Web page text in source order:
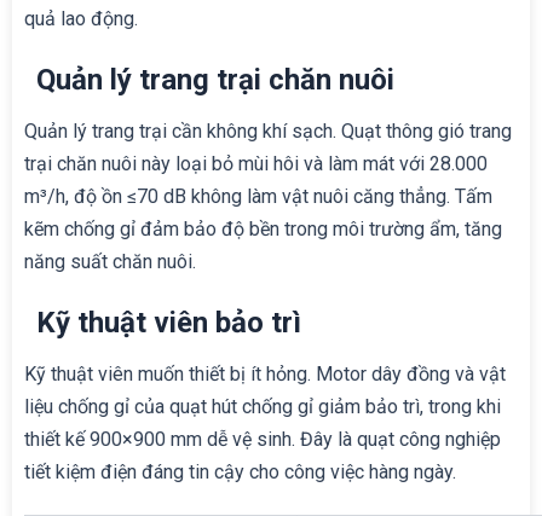
quả lao động.
Quản lý trang trại chăn nuôi
Quản lý trang trại cần không khí sạch. Quạt thông gió trang
trại chăn nuôi này loại bỏ mùi hôi và làm mát với 28.000
m³/h, độ ồn ≤70 dB không làm vật nuôi căng thẳng. Tấm
kẽm chống gỉ đảm bảo độ bền trong môi trường ẩm, tăng
năng suất chăn nuôi.
Kỹ thuật viên bảo trì
Kỹ thuật viên muốn thiết bị ít hỏng. Motor dây đồng và vật
liệu chống gỉ của quạt hút chống gỉ giảm bảo trì, trong khi
thiết kế 900×900 mm dễ vệ sinh. Đây là quạt công nghiệp
tiết kiệm điện đáng tin cậy cho công việc hàng ngày.